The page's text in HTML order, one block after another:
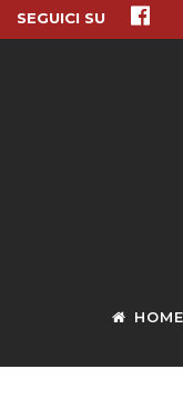
SEGUICI SU
HOME